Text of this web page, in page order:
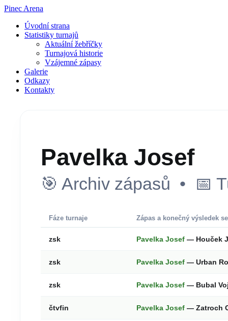
Pinec Arena
Úvodní strana
Statistiky turnajů
Aktuální žebříčky
Turnajová historie
Vzájemné zápasy
Galerie
Odkazy
Kontakty
Pavelka Josef
🎯 Archiv zápasů • 📅
Fáze turnaje Zápas a konečný výsledek
zsk Pavelka Josef — Houček
zsk Pavelka Josef — Urban
zsk Pavelka Josef — Bubal
čtvfin Pavelka Josef — Zatroch